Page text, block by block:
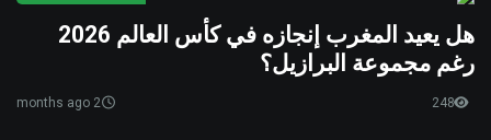
هل يعيد المغرب إنجازه في كأس العالم 2026
رغم مجموعة البرازيل؟
2 months ago 248